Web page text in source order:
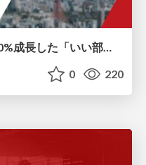
ゼロから構築！6年間で1,760%成長した「いい部屋ネット」を支えるデータ分析基盤
0 220